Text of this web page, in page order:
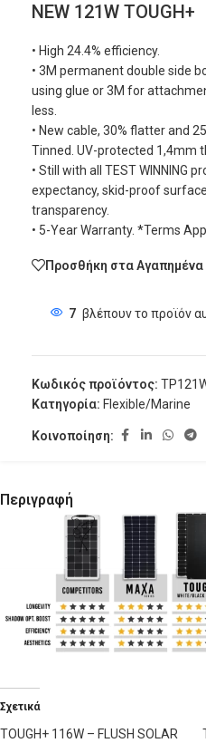
NEW 121W TOUGH+
• High 24.4% efficiency.
• 3M permanent double side
using glue or 3M for
less.
• New cable, 30% flatter and
Tinned. UV-protected 1,4mm
• Still with all TEST WINNING
expectancy, skid-proof
transparency.
• 5-Year Warranty. *Terms
Προσθήκη στα Αγαπημένα
7 βλέπουν το προϊόν
Κωδικός προϊόντος:
Κατηγορία: Flexible/Marine
Κοινοποίηση:
Περιγραφή
Σχετικά
TOUGH+ 116W – FLUSH SOLAR